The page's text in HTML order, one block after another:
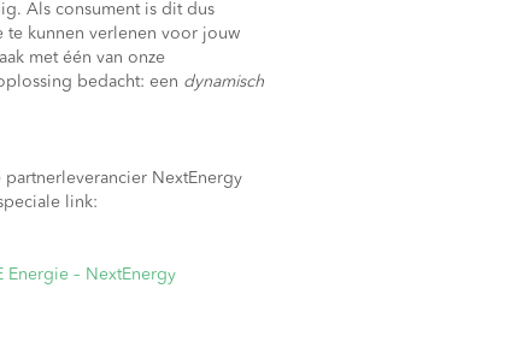
Als consument is dit dus
te kunnen verlenen voor jouw
met één van onze
bedacht: een dynamisch
NextEnergy
link:
Energie – NextEnergy